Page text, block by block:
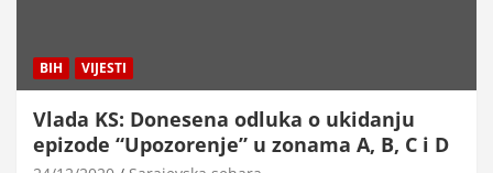
BIH VIJESTI
Vlada KS: Donesena odluka o ukidanju
epizode “Upozorenje” u zonama A, B, C i D